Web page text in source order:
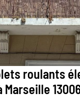
roulants